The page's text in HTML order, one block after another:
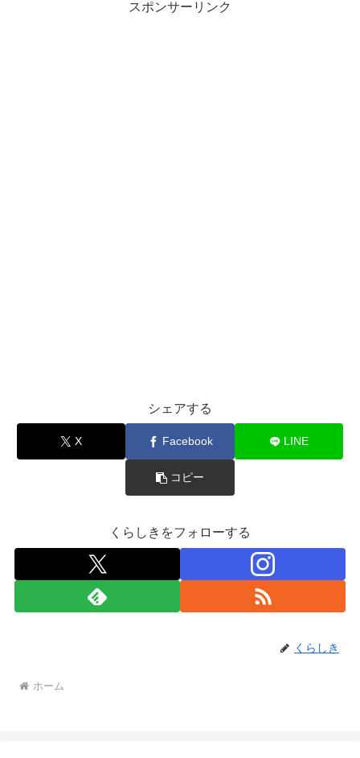
スポンサーリンク
シェアする
X Facebook LINE
コピー
くらしきをフォローする
くらしき
ホーム